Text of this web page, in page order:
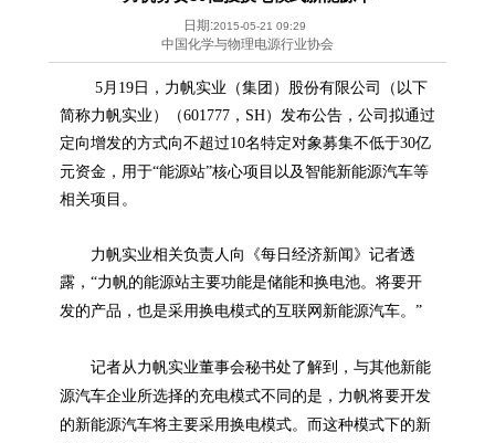
日期:2015-05-21 09:29
中国化学与物理电源行业协会
5月19日，力帆实业（集团）股份有限公司（以下
简称力帆实业）（601777，SH）发布公告，公司拟通过
定向增发的方式向不超过10名特定对象募集不低于30亿
元资金，用于“能源站”核心项目以及智能新能源汽车等
相关项目。
力帆实业相关负责人向《每日经济新闻》记者透
露，“力帆的能源站主要功能是储能和换电池。将要开
发的产品，也是采用换电模式的互联网 新能源汽车。”
记者从力帆实业董事会秘书处了解到，与其他新能
源汽车企业所选择的充电模式不同的是，力帆将要开发
的新能源汽车将主要采用换电模式。而这种模式下的新